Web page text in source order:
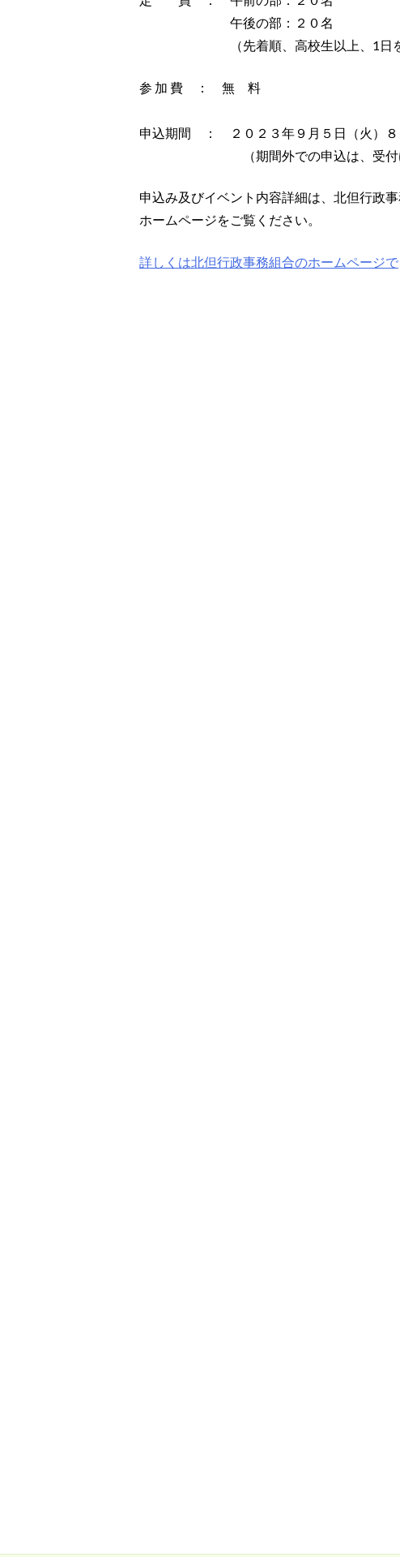
午後の部：２０名
（先着順、高校生以上、1日を通
参 加 費 ： 無 料
申込期間 ： ２０２３年９月５日（火）８
（期間外での申込は、受付け
申込み及びイベント内容詳細は、北但行政
ホームページをご覧ください。
詳しくは北但行政事務組合のホームページで